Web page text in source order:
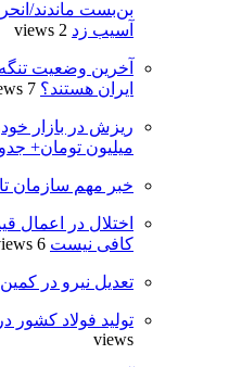
آسیب زد 2 views
ایران هستند؟ 7 views
میلیون تومان+
خبر مهم سازمان
اختلال در اعمال
کافی نیست 6 views
تعدیل نیرو در
تولید فولاد کشور
views